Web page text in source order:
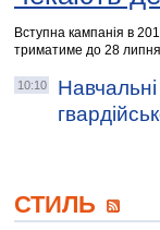
Вступна кампанія в
триматиме до 28
10:10
СТИЛЬ